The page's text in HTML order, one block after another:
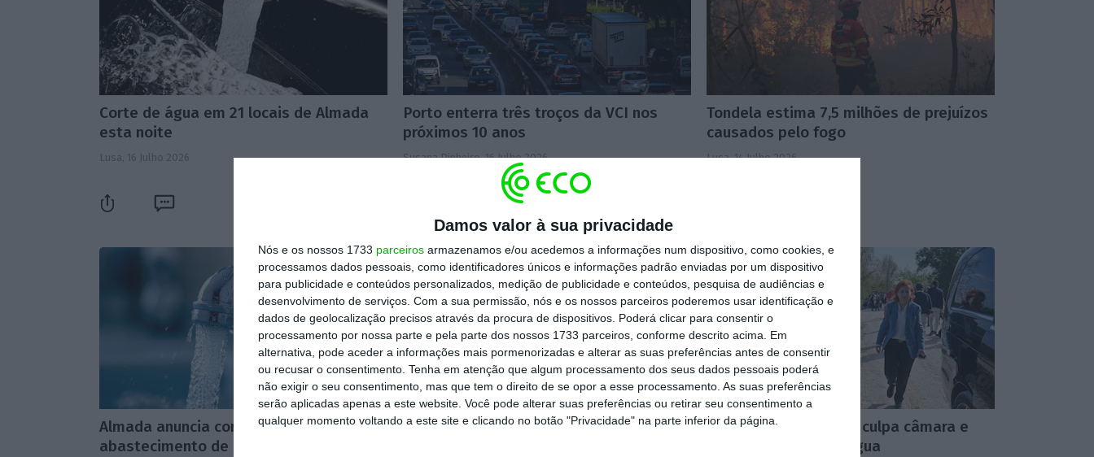
Damos valor à sua privacidade
Nós e os nossos 1733 parceiros armazenamos e/ou acedemos a informações num dispositivo, como cookies, e
processamos dados pessoais, como identificadores únicos e informações padrão enviadas por um dispositivo
para publicidade e conteúdos personalizados, medição de publicidade e conteúdos, pesquisa de audiências e
desenvolvimento de serviços. Com a sua permissão, nós e os nossos parceiros poderemos usar identificação e
dados de geolocalização precisos através da procura de dispositivos. Poderá clicar para consentir o
processamento por nossa parte e pela parte dos nossos 1733 parceiros, conforme descrito acima. Em
alternativa, pode aceder a informações mais pormenorizadas e alterar as suas preferências antes de consentir
ou recusar o consentimento. Tenha em atenção que algum processamento dos seus dados pessoais poderá
não exigir o seu consentimento, mas que tem o direito de se opor a esse processamento. As suas preferências
serão aplicadas apenas a este website. Você pode alterar suas preferências ou retirar seu consentimento a
qualquer momento voltando a este site e clicando no botão "Privacidade" na parte inferior da página.
Corte de água em 21 locais de Almada
esta noite
Lusa, 16 Julho 2026
Porto enterra três troços da VCI nos
próximos 10 anos
Susana Pinheiro,16 Julho 2026
Tondela estima 7,5 milhões de prejuízos
causados pelo fogo
Lusa,14 Julho 2026
Almada anuncia cortes no
abastecimento de água
Algarve tem mais 20 milhões para
Ministra do Ambiente culpa câmara e
SMAS pela crise da água